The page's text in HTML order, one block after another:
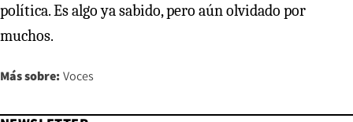
política. Es algo ya sabido, pero aún olvidado por
muchos.
Más sobre: Voces